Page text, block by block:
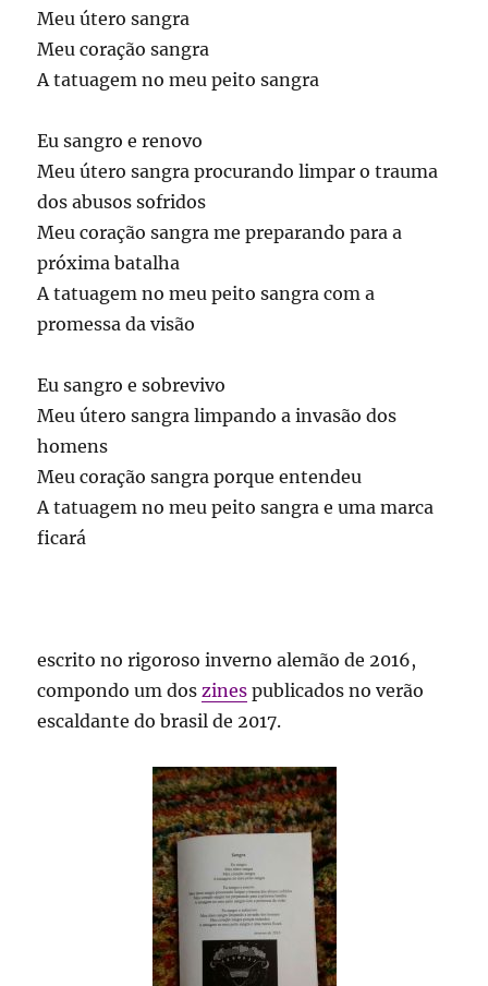
Meu útero sangra
Meu coração sangra
A tatuagem no meu peito sangra
Eu sangro e renovo
Meu útero sangra procurando limpar o trauma
dos abusos sofridos
Meu coração sangra me preparando para a
próxima batalha
A tatuagem no meu peito sangra com a
promessa da visão
Eu sangro e sobrevivo
Meu útero sangra limpando a invasão dos
homens
Meu coração sangra porque entendeu
A tatuagem no meu peito sangra e uma marca
ficará
escrito no rigoroso inverno alemão de 2016,
compondo um dos zines publicados no verão
escaldante do brasil de 2017.